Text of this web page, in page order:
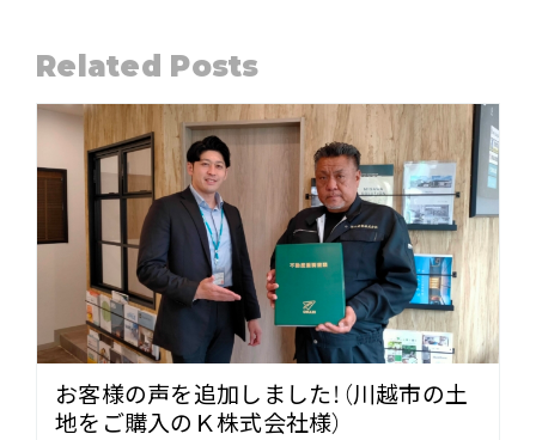
Related Posts
お客様の声を追加しました！（川越市の土
地をご購入のＫ株式会社様）